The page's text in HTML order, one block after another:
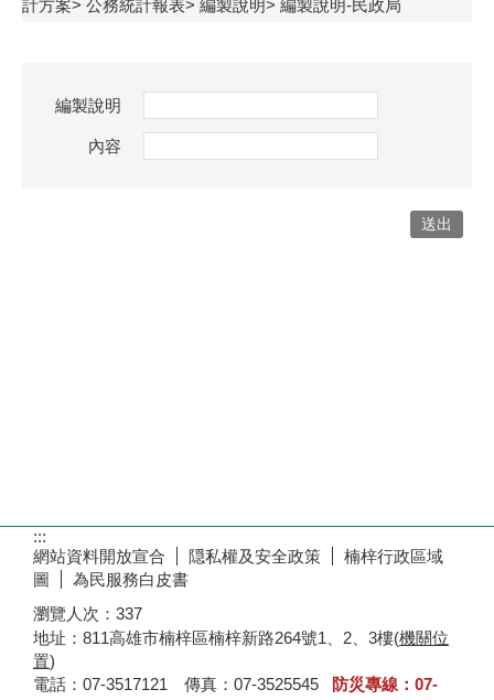
計方案
公務統計報表 編製說明 編製說明-民政局
編製說明
內容
:::
網站資料開放宣合
隠私權及安全政策
楠梓行政區域
圖
為民服務白皮書
瀏覽人次： 337
地址：811高雄市楠梓區楠梓新路264號1、2、3樓(機關位
置)
電話：07-3517121 傳真：07-3525545
防災專線：07-